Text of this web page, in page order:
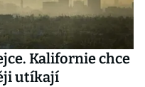
Kalifornie chce
utíkají